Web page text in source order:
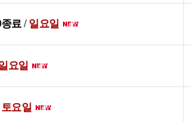
료 / 일요일
요일
토요일